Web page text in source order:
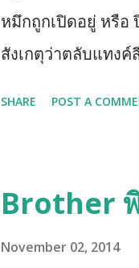
หมึกถูกเปิดอยู่ หรือ
สังเกตุว่าตลับแทง
แทงค์รุ่นใหม่
SHARE POST A
Brother
November 02, 2014